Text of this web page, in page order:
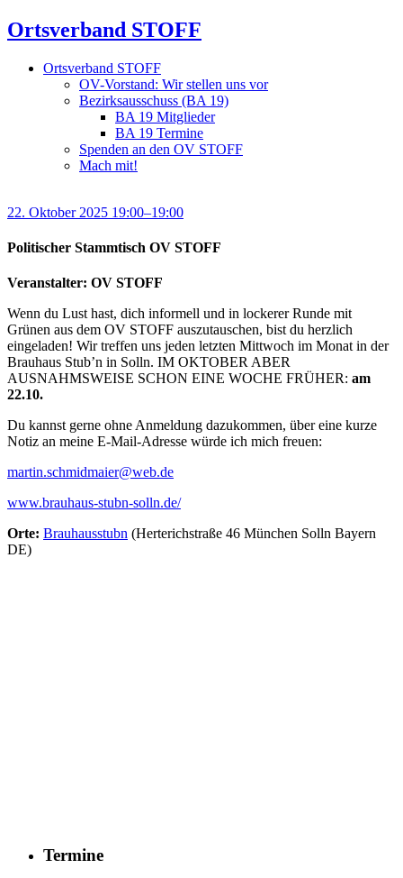
Ortsverband STOFF
Ortsverband STOFF
OV-Vorstand: Wir stellen uns vor
Bezirksausschuss (BA 19)
BA 19 Mitglieder
BA 19 Termine
Spenden an den OV STOFF
Mach mit!
22. Oktober 2025 19:00–19:00
Politischer Stammtisch OV STOFF
Veranstalter: OV STOFF
Wenn du Lust hast, dich informell und in lockerer Runde mit
Grünen aus dem OV STOFF auszutauschen, bist du herzlich
eingeladen! Wir treffen uns jeden letzten Mittwoch im Monat in der
Brauhaus Stub’n in Solln. IM OKTOBER ABER
AUSNAHMSWEISE SCHON EINE WOCHE FRÜHER: am
22.10.
Du kannst gerne ohne Anmeldung dazukommen, über eine kurze
Notiz an meine E-Mail-Adresse würde ich mich freuen:
martin.schmidmaier@web.de
www.brauhaus-stubn-solln.de/
Orte: Brauhausstubn (Herterichstraße 46 München Solln Bayern
DE)
Termine